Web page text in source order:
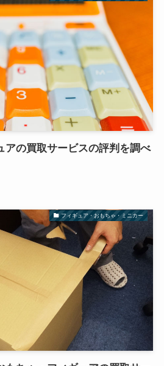
アの買取サービスの評判を調べ
フィギュア・おもちゃ・ミニカー